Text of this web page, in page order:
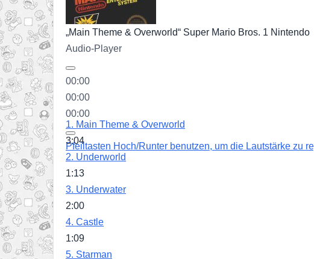
„Main Theme & Overworld“ Super Mario Bros. 1 Nintendo
Audio-Player
00:00
00:00
00:00
Pfeiltasten Hoch/Runter benutzen, um die Lautstärke zu
1. Main Theme & Overworld
3:04
2. Underworld
1:13
3. Underwater
2:00
4. Castle
1:09
5. Starman